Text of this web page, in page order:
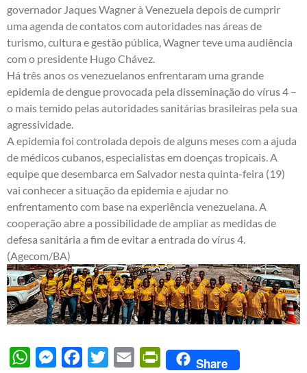
governador Jaques Wagner à Venezuela depois de cumprir
uma agenda de contatos com autoridades nas áreas de
turismo, cultura e gestão pública, Wagner teve uma audiência
com o presidente Hugo Chávez.
Há três anos os venezuelanos enfrentaram uma grande
epidemia de dengue provocada pela disseminação do vírus 4 –
o mais temido pelas autoridades sanitárias brasileiras pela sua
agressividade.
A epidemia foi controlada depois de alguns meses com a ajuda
de médicos cubanos, especialistas em doenças tropicais. A
equipe que desembarca em Salvador nesta quinta-feira (19)
vai conhecer a situação da epidemia e ajudar no
enfrentamento com base na experiência venezuelana. A
cooperação abre a possibilidade de ampliar as medidas de
defesa sanitária a fim de evitar a entrada do vírus 4.
(Agecom/BA)
WhatsAppMessengerFacebook
Twitter Email PrintFriendly
Share